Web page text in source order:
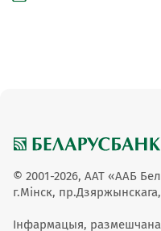
© 2001-2026, ААТ «ААБ
г.Мінск,
Інфармацыя,